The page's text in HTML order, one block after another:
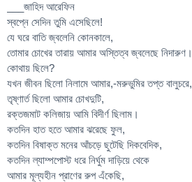
___জাহিদ আরেফিন
স্বপ্নে সেদিন তুমি এসেছিলে!
যে ঘরে বাতি জ্বলেনি কোনকালে,
তোমার চোখের তারায় আমার অস্তিত্ব জ্বলেছে নিদারুণ।
কোথায় ছিলে?
যখন জীবন ছিলো নিলামে আমার,-মরুভুমির তপ্ত বালুচরে,
তৃষ্ণার্ত ছিলো আমার চোখদুটি,
রক্তজমাট কলিজায় আমি বিদীর্ণ ছিলাম।
কতদিন হাত হতে আমার ঝরেছে ফুল,
কতদিন বিষাক্ত মনের আঁচড়ে ছুটেছি দিকবেদিক,
কতদিন ল্যাম্পপোস্ট ধরে নির্ঘুম দাড়িয়ে থেকে
আমার মূল্যহীন প্রাণের রুপ এঁকেছি,